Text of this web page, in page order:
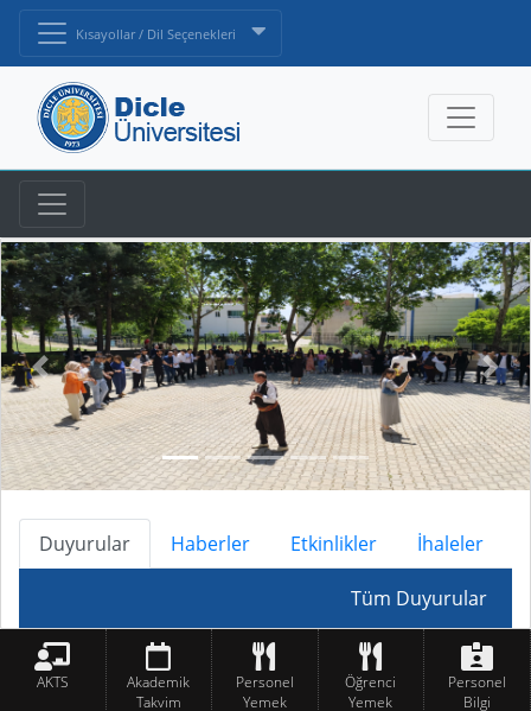
Kısayollar / Dil Seçenekleri
Duyurular Haberler Etkinlikler İhaleler
Tüm Duyurular
AKTS
Akademik
Takvim
Personel
Yemek
Öğrenci
Yemek
Personel
Bilgi